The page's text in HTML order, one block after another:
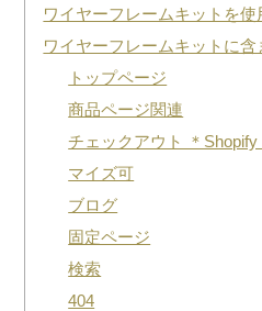
ワイヤーフレームキットを使
ワイヤーフレームキットに
トップページ
商品ページ関連
チェックアウト ＊
マイズ可
ブログ
固定ページ
検索
404